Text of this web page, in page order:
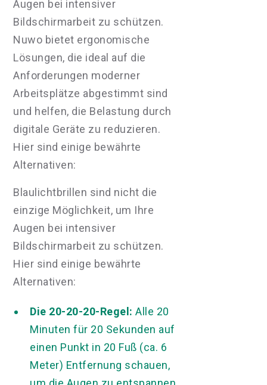
Augen bei intensiver
Bildschirmarbeit zu schützen.
Nuwo bietet ergonomische
Lösungen, die ideal auf die
Anforderungen moderner
Arbeitsplätze abgestimmt sind
und helfen, die Belastung durch
digitale Geräte zu reduzieren.
Hier sind einige bewährte
Alternativen:
Blaulichtbrillen sind nicht die
einzige Möglichkeit, um Ihre
Augen bei intensiver
Bildschirmarbeit zu schützen.
Hier sind einige bewährte
Alternativen:
Die 20-20-20-Regel: Alle 20
Minuten für 20 Sekunden auf
einen Punkt in 20 Fuß (ca. 6
Meter) Entfernung schauen,